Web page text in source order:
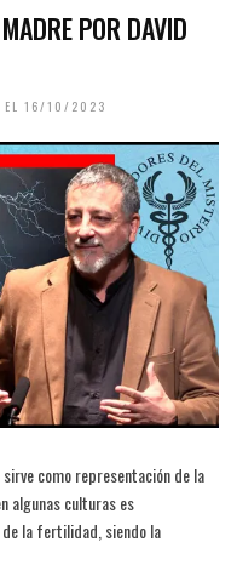
POR DAVID
EL 16/10/2023
como representación de la
algunas culturas es
la fertilidad, siendo la